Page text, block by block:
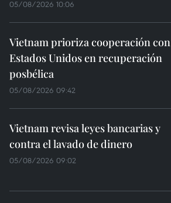
05/08/2026 10:06
Vietnam prioriza cooperación con
Estados Unidos en recuperación
posbélica
05/08/2026 09:42
Vietnam revisa leyes bancarias y
contra el lavado de dinero
05/08/2026 09:02